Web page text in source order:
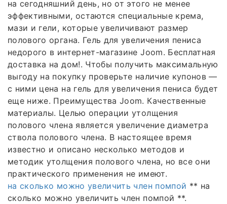
на сегодняшний день, но от этого не менее
эффективными, остаются специальные крема,
мази и гели, которые увеличивают размер
полового органа. Гель для увеличения пениса
недорого в интернет-магазине Joom. Бесплатная
доставка на дом!. Чтобы получить максимальную
выгоду на покупку проверьте наличие купонов —
с ними цена на гель для увеличения пениса будет
еще ниже. Преимущества Joom. Качественные
материалы. Целью операции утолщения
полового члена является увеличение диаметра
ствола полового члена. В настоящее время
известно и описано несколько методов и
методик утолщения полового члена, но все они
практического применения не имеют.
на сколько можно увеличить член помпой ** на
сколько можно увеличить член помпой **.